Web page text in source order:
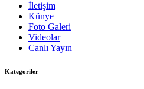
İletişim
Künye
Foto Galeri
Videolar
Canlı Yayın
Kategoriler